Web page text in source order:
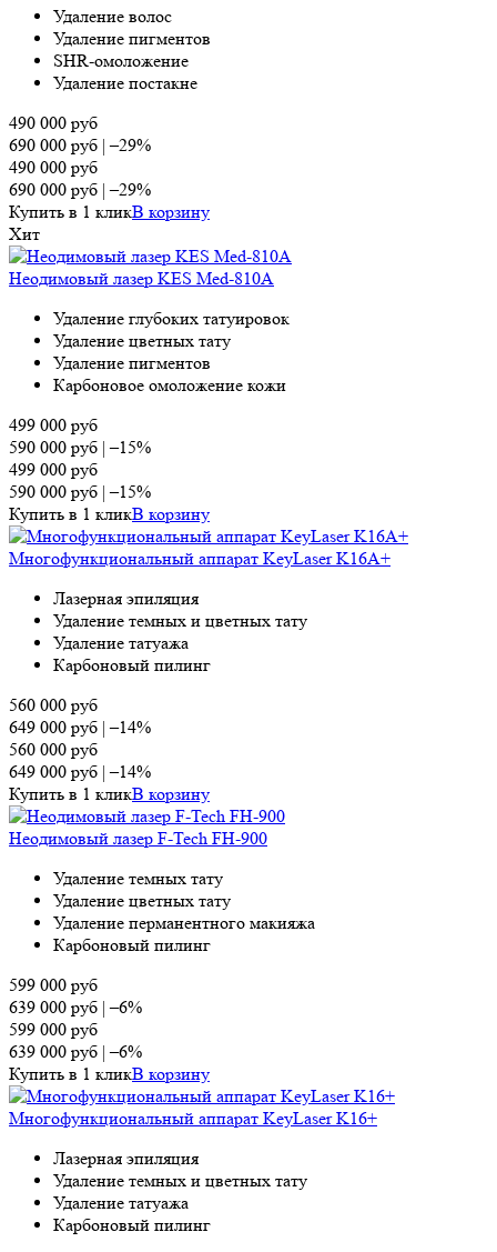
Удаление волос
Удаление пигментов
SHR-омоложение
Удаление постакне
490 000 руб
690 000 руб |–29%
490 000 руб
690 000 руб |–29%
Купить в 1 кликВ корзину
Хит
Неодимовый лазер KES Med-810A
Удаление глубоких татуировок
Удаление цветных тату
Удаление пигментов
Карбоновое омоложение кожи
499 000 руб
590 000 руб |–15%
499 000 руб
590 000 руб |–15%
Купить в 1 кликВ корзину
Многофункциональный аппарат KeyLaser K16A+
Лазерная эпиляция
Удаление темных и цветных тату
Удаление татуажа
Карбоновый пилинг
560 000 руб
649 000 руб |–14%
560 000 руб
649 000 руб |–14%
Купить в 1 кликВ корзину
Неодимовый лазер F-Tech FH-900
Удаление темных тату
Удаление цветных тату
Удаление перманентного макияжа
Карбоновый пилинг
599 000 руб
639 000 руб |–6%
599 000 руб
639 000 руб |–6%
Купить в 1 кликВ корзину
Многофункциональный аппарат KeyLaser K16+
Лазерная эпиляция
Удаление темных и цветных тату
Удаление татуажа
Карбоновый пилинг